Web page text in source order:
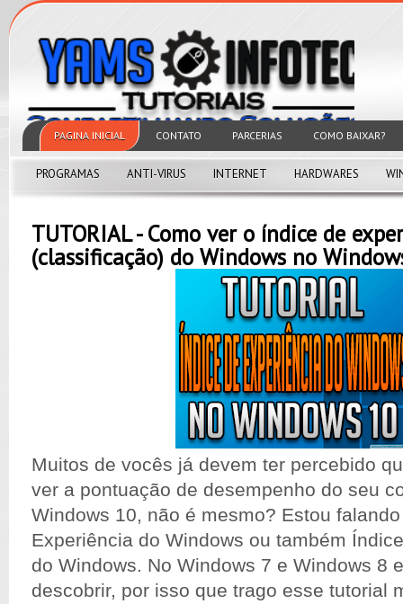
PAGINA INICIAL CONTATO PARCERIAS COMO BAIXAR?
PROGRAMAS ANTI-VIRUS INTERNET HARDWARES
TUTORIAL - Como ver o índice de
(classificação) do Windows no
Muitos de vocês já devem ter percebido
ver a pontuação de desempenho do seu
Windows 10, não é mesmo? Estou
Experiência do Windows ou também
do Windows. No Windows 7 e Windows 8
descobrir, por isso que trago esse tutorial